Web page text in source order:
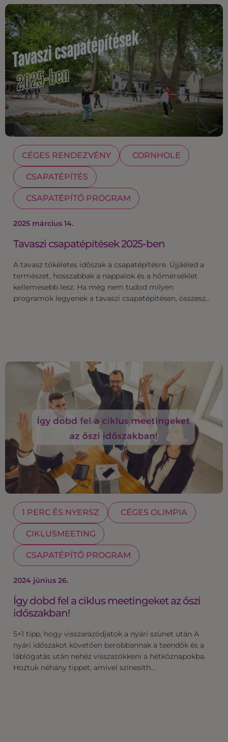
CÉGES RENDEZVÉNY CORNHOLE
CSAPATÉPÍTÉS
CSAPATÉPÍTŐ PROGRAM
2025 március 14.
Tavaszi csapatépítések 2025-ben
A tavasz tökéletes időszak a csapatépítésre. Újjáéled a
természet, hosszabbak a nappalok és a hőmérséklet
kellemesebb lesz. Ha még nem tudod milyen
programok legyenek a tavaszi csapatépítésen, összesz…
1 PERC ÉS NYERSZ CÉGES OLIMPIA
CIKLUSMEETING
CSAPATÉPÍTŐ PROGRAM
2024 június 26.
Így dobd fel a ciklus meetingeket az őszi
időszakban!
5+1 tipp, hogy visszarázódjatok a nyári szünet után A
nyári időszakot követően berobbannak a teendők és a
láblógatás után nehéz visszazökkeni a hétköznapokba.
Hoztuk néhány tippet, amivel színesíth…